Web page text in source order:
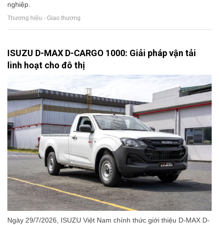
nghiệp.
Thương hiệu - Giao thương
ISUZU D-MAX D-CARGO 1000: Giải pháp vận tải
linh hoạt cho đô thị
Ngày 29/7/2026, ISUZU Việt Nam chính thức giới thiệu D-MAX D-